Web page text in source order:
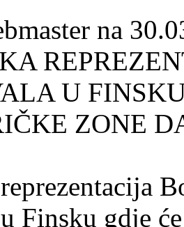
na
U
ZONE
Finsku gdje